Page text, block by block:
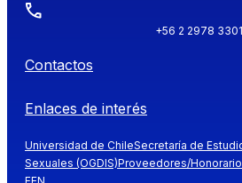
+56 2 2978 3301
Contactos
Enlaces de interés
Universidad de ChileSecretaría de
Sexuales (OGDIS)Proveedores/